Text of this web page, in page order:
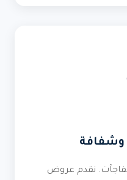
وشفافة
نقدم عروض